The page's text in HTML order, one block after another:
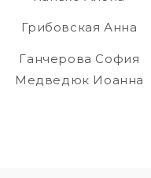
Грибовская Анна
Ганчерова София
Медведюк Иоанна